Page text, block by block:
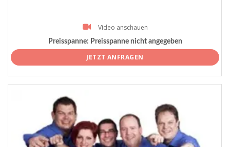
Video anschauen
Preisspanne: Preisspanne nicht angegeben
JETZT ANFRAGEN